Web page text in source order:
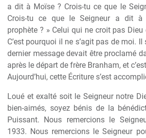
a dit à Moïse ? Crois-tu ce que le
Crois-tu ce que le Seigneur a dit à
prophète ? » Celui qui ne croit pas
C’est pourquoi il ne s’agit pas de moi.
dernier message devait être proclamé
après le départ de frère Branham, et
Aujourd’hui, cette Écriture s’est
Loué et exalté soit le Seigneur notre
bien-aimés, soyez bénis de la
Puissant. Nous remercions le
1933. Nous remercions le Seigneur